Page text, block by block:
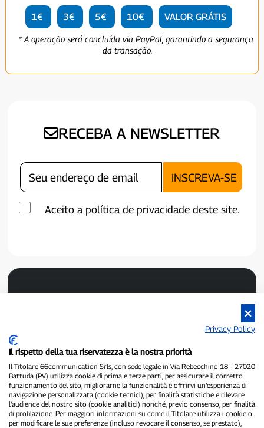
1€ 3€ 5€ 10€ VALOR GRÁTIS
* A operação será concluída via PayPal, garantindo a segurança
da transação.
RECEBA A NEWSLETTER
Aceito a política de privacidade deste site.
P300.it é um jornal independente.
Número de registro 1/2021 de 01/02/2021 - Tribunal de Pavia.
Proprietário e editor:66communication Srls- Número de IVA
02798890188.
Editor-chefe:Alessandro Secchi- Editor adjunto:Federico Benedusi.
Política de Privacidade-Política de Cookies.
Privacy Policy
Il rispetto della tua riservatezza è la nostra priorità
Il Titolare 66communication Srls, con sede legale in Via Rebecchino 18 – 27020
Battuda (PV) utilizza cookie di prima e terze parti, per assicurare il corretto
funzionamento del sito, migliorarne la funzionalità e offrirvi un’esperienza di
navigazione personalizzata (cookie tecnici), per finalità statistiche e rilevare
l’audience del nostro sito (cookie analitici) nonché, previo consenso, per finalità
di profilazione. Per maggiori informazioni su come il Titolare utilizza i cookie o
per modificare le sue preferenze (incluso revocare il consenso, se prestato),